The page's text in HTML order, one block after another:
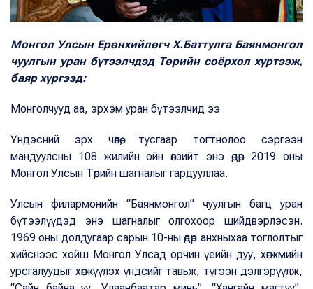
Монгол Улсын Ерөнхийлөгч Х.Баттулга Баянмонгол
чуулгын уран бүтээлчдэд Төрийн соёрхол хүртээж,
баяр хүргээд:
Монголчууд аа, эрхэм уран бүтээлчид ээ
Үндэсний эрх чөлөө, тусгаар тогтнолоо сэргээн
мандуулсны 108 жилийн ойн өлзийт энэ өдөр 2019 оны
Монгол Улсын Төрийн шагналыг гардууллаа.
Улсын филармонийн “Баянмонгол” чуулгын багц уран
бүтээлүүдэд энэ шагналыг олгохоор шийдвэрлэсэн.
1969 оны долдугаар сарын 10-ны өдөр анхныхаа тоглолтыг
хийснээс хойш Монгол Улсад орчин үеийн дуу, хөгжмийн
урсгалуудыг хөгжүүлэх үндсийг тавьж, түгээн дэлгэрүүлж,